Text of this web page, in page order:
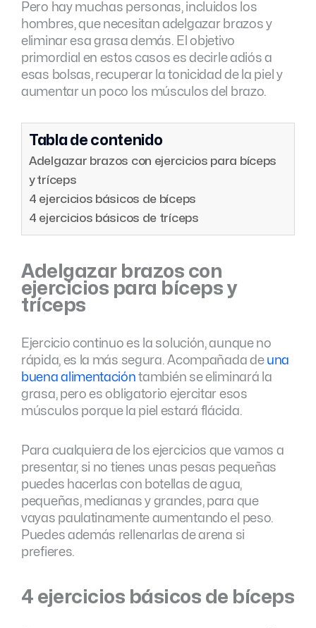
Pero hay muchas personas, incluidos los
hombres, que necesitan adelgazar brazos y
eliminar esa grasa demás. El objetivo
primordial en estos casos es decirle adiós a
esas bolsas, recuperar la tonicidad de la piel y
aumentar un poco los músculos del brazo.
Tabla de contenido
Adelgazar brazos con ejercicios para bíceps
y tríceps
4 ejercicios básicos de bíceps
4 ejercicios básicos de tríceps
Adelgazar brazos con
ejercicios para bíceps y
tríceps
Ejercicio continuo es la solución, aunque no
rápida, es la más segura. Acompañada de una
buena alimentación también se eliminará la
grasa, pero es obligatorio ejercitar esos
músculos porque la piel estará flácida.
Para cualquiera de los ejercicios que vamos a
presentar, si no tienes unas pesas pequeñas
puedes hacerlas con botellas de agua,
pequeñas, medianas y grandes, para que
vayas paulatinamente aumentando el peso.
Puedes además rellenarlas de arena si
prefieres.
4 ejercicios básicos de bíceps